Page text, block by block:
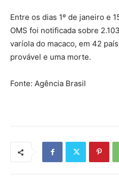
Entre os dias 1º de janeiro e
OMS foi notificada sobre
varíola do macaco, em 42
provável e uma morte.
Fonte: Agência Brasil